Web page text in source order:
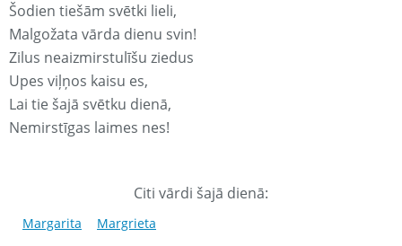
Šodien tiešām svētki lieli,
Malgožata vārda dienu svin!
Zilus neaizmirstulīšu ziedus
Upes viļņos kaisu es,
Lai tie šajā svētku dienā,
Nemirstīgas laimes nes!
Citi vārdi šajā dienā:
Margarita Margrieta